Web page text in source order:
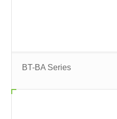
BT-BA Series